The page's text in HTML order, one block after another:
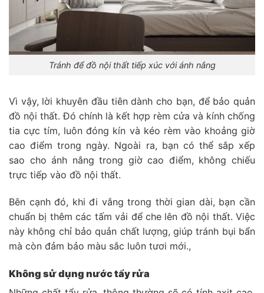
Tránh để đồ nội thất tiếp xúc với ánh nắng
Vì vậy, lời khuyên đầu tiên dành cho bạn, để bảo quản
đồ nội thất. Đó chính là kết hợp rèm cửa và kính chống
tia cực tím, luôn đóng kín và kéo rèm vào khoảng giờ
cao điểm trong ngày. Ngoài ra, bạn có thể sắp xếp
sao cho ánh nắng trong giờ cao điểm, không chiếu
trực tiếp vào đồ nội thất.
Bên cạnh đó, khi đi vắng trong thời gian dài, bạn cần
chuẩn bị thêm các tấm vải để che lên đồ nội thất. Việc
này không chỉ bảo quản chất lượng, giúp tránh bụi bẩn
mà còn đảm bảo màu sắc luôn tươi mới.,
Không sử dụng nước tẩy rửa